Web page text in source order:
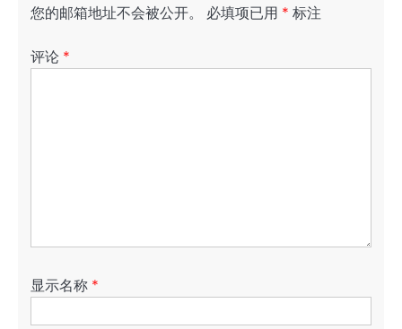
您的邮箱地址不会被公开。 必填项已用 * 标注
评论 *
显示名称 *